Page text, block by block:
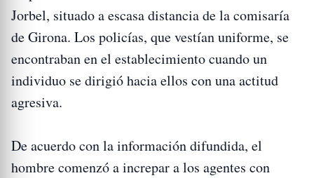
Jorbel, situado a escasa distancia de la comisaría
de Girona. Los policías, que vestían uniforme, se
encontraban en el establecimiento cuando un
individuo se dirigió hacia ellos con una actitud
agresiva.
De acuerdo con la información difundida, el
hombre comenzó a increpar a los agentes con